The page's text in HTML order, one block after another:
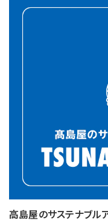
高島屋のサステナブル